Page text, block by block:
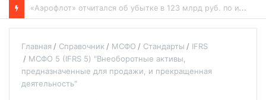
С
бербанк впервые раскрыл доходы от своего небанковского бизнеса
Главная Справочник МСФО Стандарты
IFRS
МСФО 5 (IFRS 5) "Внеоборотные активы,
предназначенные для продажи, и прекращенная
деятельность"